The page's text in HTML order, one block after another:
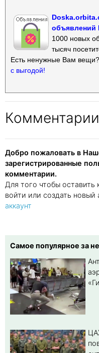
объявлений
1000 новых
тысяч
Есть ненужные Вам
с выгодой!
Добро пожаловать в
зарегистрированные
комментарии.
Для того чтобы
войти или создать новый
аккаунт
Самое популярное за